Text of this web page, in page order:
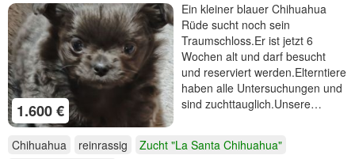
1.600 €
Ein kleiner blauer Chihuahua
Rüde sucht noch sein
Traumschloss.Er ist jetzt 6
Wochen alt und darf besucht
und reserviert werden.Elterntiere
haben alle Untersuchungen und
sind zuchttauglich.Unsere…
Chihuahua reinrassig
Zucht "La Santa Chihuahua"